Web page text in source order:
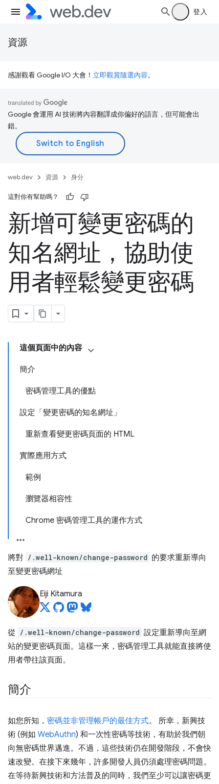
登入
資源
感謝觀看 Google I/O 大會！ 立即觀賞隨選內容。
Google 會運用 AI 技術將內容翻譯成你偏好的語言，但可能會出
錯。
web.dev 資源 身分
這對你有幫助嗎？
新增可變更密碼的
知名網址，協助使
用者輕鬆變更密碼
這個頁面中的內容
簡介
密碼管理工具的優點
設定「變更密碼的知名網址」
重新查看變更密碼頁面的 HTML
實際應用方式
範例
瀏覽器相容性
Chrome 密碼管理工具的運作方式
將對 /.well-known/change-password 的要求重新導向
至變更密碼網址
Eiji Kitamura
從 /.well-known/change-password 設定重新導向至網
站的變更密碼頁面。這樣一來，密碼管理工具就能直接將使
用者帶往該頁面。
簡介
如您所知， 密碼並非管理帳戶的最佳方式。 所幸，新興技
術 (例如 WebAuthn) 和一次性密碼等技術，有助於我們朝
向無密碼世界邁進。不過，這些技術仍在開發階段，不會快
速改變。在接下來幾年，許多開發人員仍須處理密碼問題。
在等待新興技術和方法普及的同時，我們至少可以讓密碼更